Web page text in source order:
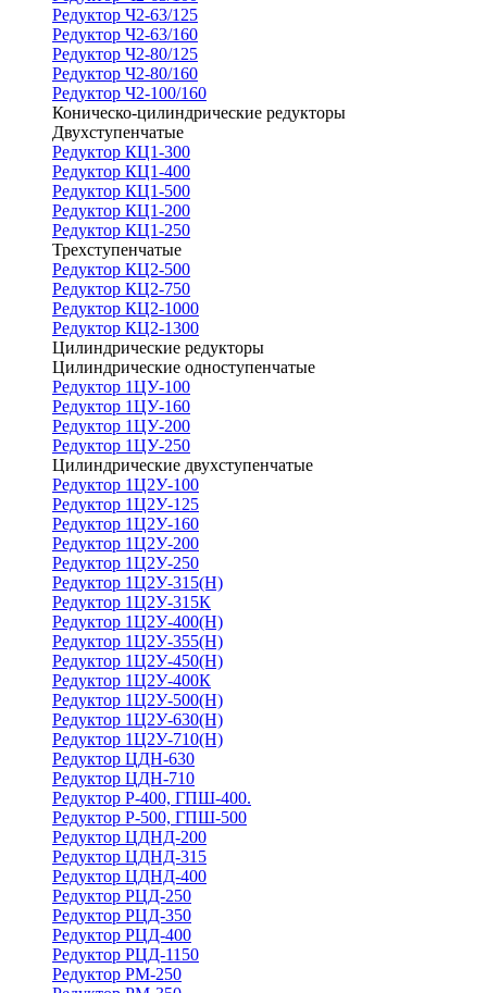
Редуктор Ч2-63/125
Редуктор Ч2-63/160
Редуктор Ч2-80/125
Редуктор Ч2-80/160
Редуктор Ч2-100/160
Коническо-цилиндрические редукторы
Двухступенчатые
Редуктор КЦ1-300
Редуктор КЦ1-400
Редуктор КЦ1-500
Редуктор КЦ1-200
Редуктор КЦ1-250
Трехступенчатые
Редуктор КЦ2-500
Редуктор КЦ2-750
Редуктор КЦ2-1000
Редуктор КЦ2-1300
Цилиндрические редукторы
Цилиндрические одноступенчатые
Редуктор 1ЦУ-100
Редуктор 1ЦУ-160
Редуктор 1ЦУ-200
Редуктор 1ЦУ-250
Цилиндрические двухступенчатые
Редуктор 1Ц2У-100
Редуктор 1Ц2У-125
Редуктор 1Ц2У-160
Редуктор 1Ц2У-200
Редуктор 1Ц2У-250
Редуктор 1Ц2У-315(Н)
Редуктор 1Ц2У-315К
Редуктор 1Ц2У-400(Н)
Редуктор 1Ц2У-355(Н)
Редуктор 1Ц2У-450(Н)
Редуктор 1Ц2У-400К
Редуктор 1Ц2У-500(Н)
Редуктор 1Ц2У-630(Н)
Редуктор 1Ц2У-710(Н)
Редуктор ЦДН-630
Редуктор ЦДН-710
Редуктор Р-400, ГПШ-400.
Редуктор Р-500, ГПШ-500
Редуктор ЦДНД-200
Редуктор ЦДНД-315
Редуктор ЦДНД-400
Редуктор РЦД-250
Редуктор РЦД-350
Редуктор РЦД-400
Редуктор РЦД-1150
Редуктор РМ-250